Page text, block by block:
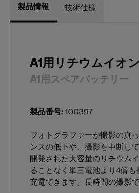
製品情報 技術仕様
A1用リチウムイオ
A1用スペアバッテリー
製品番号: 100397
フォトグラファーが撮影の真
ンスの低下や、撮影を中断し
開発された大容量のリチウム
ることなく単三電池より4倍
充電できます。長時間の撮影で